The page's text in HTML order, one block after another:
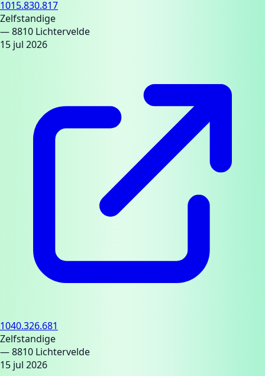
1015.830.817
Zelfstandige
— 8810 Lichtervelde
15 jul 2026
1040.326.681
Zelfstandige
— 8810 Lichtervelde
15 jul 2026